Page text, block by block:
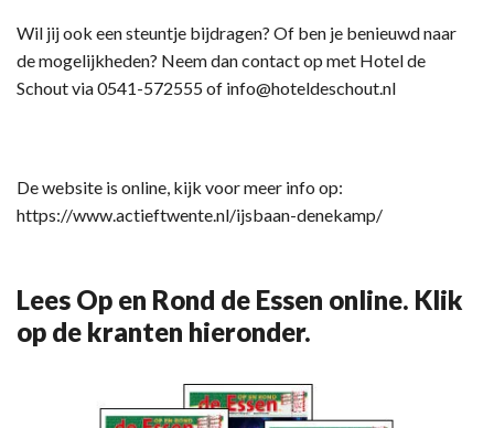
Wil jij ook een steuntje bijdragen? Of ben je benieuwd naar
de mogelijkheden? Neem dan contact op met Hotel de
Schout via 0541-572555 of info@hoteldeschout.nl
De website is online, kijk voor meer info op:
https://www.actieftwente.nl/ijsbaan-denekamp/
Lees Op en Rond de Essen online. Klik
op de kranten hieronder.